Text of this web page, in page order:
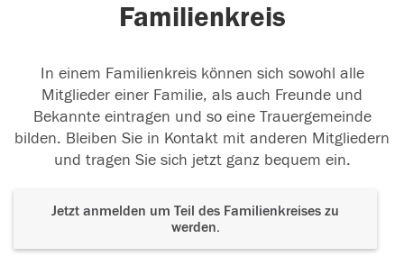
Familienkreis
In einem Familienkreis können sich sowohl alle
Mitglieder einer Familie, als auch Freunde und
Bekannte eintragen und so eine Trauergemeinde
bilden. Bleiben Sie in Kontakt mit anderen Mitgliedern
und tragen Sie sich jetzt ganz bequem ein.
Jetzt anmelden um Teil des Familienkreises zu
werden.